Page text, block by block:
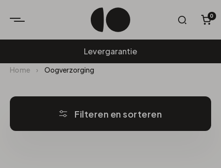
Levergarantie
0
Home › Oogverzorging
Filteren en sorteren